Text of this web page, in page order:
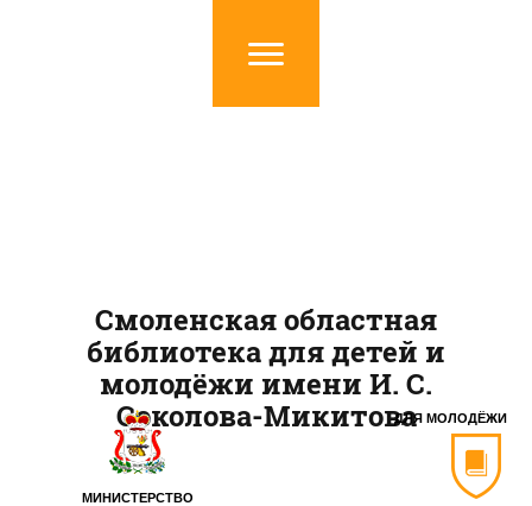
МИНИСТЕРСТВО
ДЛЯ МОЛОДЁЖИ
Смоленская областная
библиотека для детей и
молодёжи имени И. С.
Соколова-Микитова